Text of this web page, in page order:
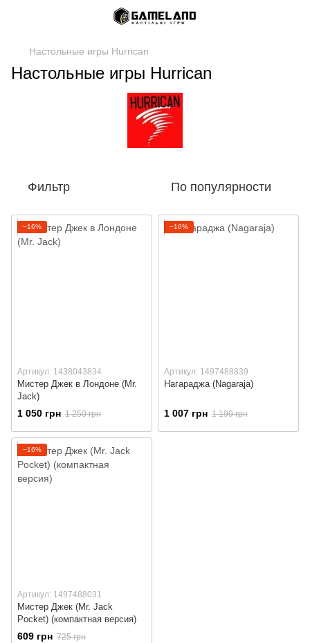
Настольные игры Hurrican
Настольные игры Hurrican
Фильтр По популярности
−16%
Артикул: 1438043834
Мистер Джек в Лондоне (Mr.
Jack)
1 050 грн 1 250 грн
−16%
Артикул: 1497488839
Нагараджа (Nagaraja)
1 007 грн 1 199 грн
−16%
Артикул: 1497488031
Мистер Джек (Mr. Jack
Pocket) (компактная версия)
609 грн 725 грн